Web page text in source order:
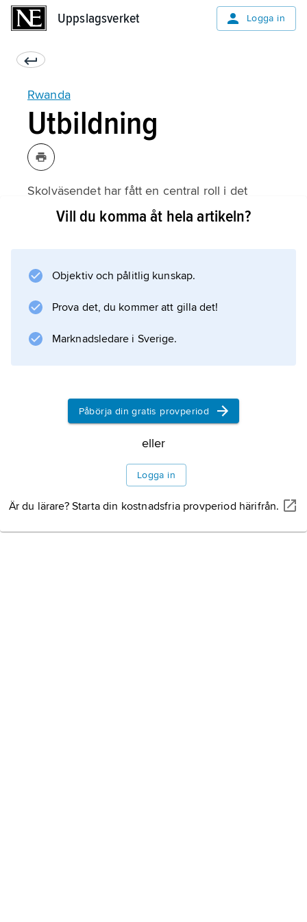
Uppslagsverket Logga in
Rwanda
Utbildning
Skolväsendet har fått en central roll i det
arbete som ska förebygga en återupprepning
medborgare. Den sexåriga primärskolan är
obligatorisk från sju års ålder och är indelad i
Vill du komma åt hela artikeln?
Objektiv och pålitlig kunskap.
Prova det, du kommer att gilla det!
Marknadsledare i Sverige.
Påbörja din gratis provperiod
eller
Logga in
Är du lärare? Starta din kostnadsfria provperiod härifrån.